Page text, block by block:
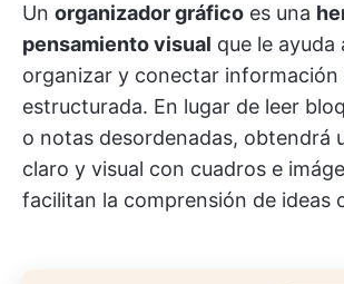
Un organizador gráfico es una
pensamiento visual que le ayuda
organizar y conectar información
estructurada. En lugar de leer
o notas desordenadas, obtendrá
claro y visual con cuadros e
facilitan la comprensión de ideas